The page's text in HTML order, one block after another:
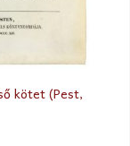
kötet (Pest,